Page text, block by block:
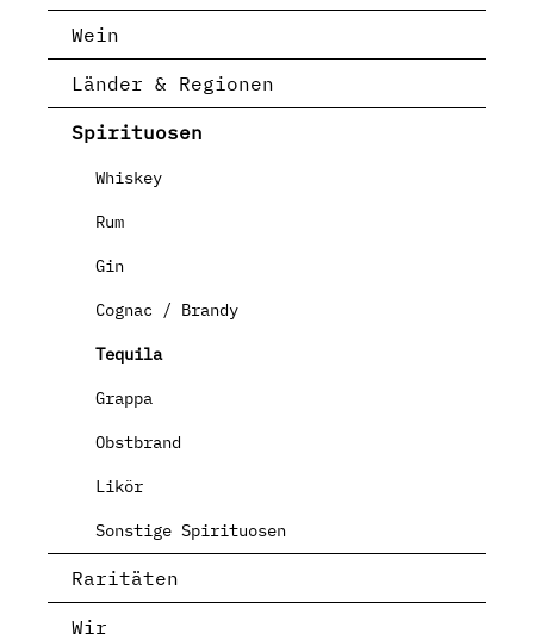
Wein
Länder & Regionen
Spirituosen
Whiskey
Rum
Gin
Cognac / Brandy
Tequila
Grappa
Obstbrand
Likör
Sonstige Spirituosen
Raritäten
Wir